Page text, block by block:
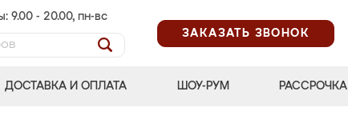
9.00 - 20.00, пн-вс
ЗАКАЗАТЬ ЗВОНОК
ДОСТАВКА И ОПЛАТА ШОУ-РУМ РАССРОЧКА